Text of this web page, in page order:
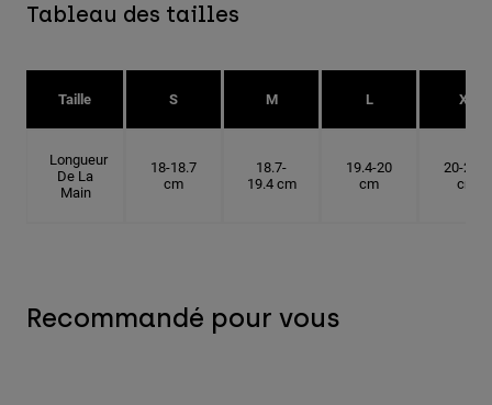
Tableau des tailles
Taille S M L XL
Longueur
De La
Main
18-18.7
cm
18.7-
19.4 cm
19.4-20
cm
20-20.6
cm
Recommandé pour vous